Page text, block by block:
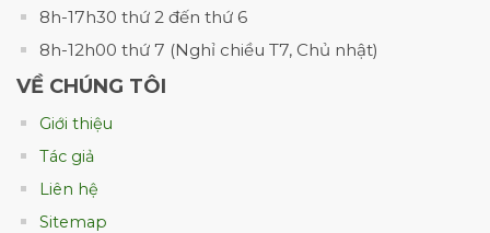
theo phong cách thủ công, bánh mì sạch
hoặc thực phẩm hữu cơ.
Túi giấy thấm dầu (MG)
Giấy MG được sản xuất dành riêng cho
ngành thực phẩm.
8h-17h30 thứ 2 đến thứ 6
8h-12h00 thứ 7 (Nghỉ chiều T7, Chủ nhật)
VỀ CHÚNG TÔI
Giới thiệu
Tác giả
Liên hệ
Sitemap